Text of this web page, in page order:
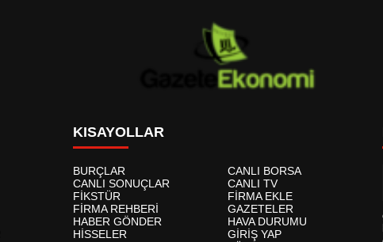
KISAYOLLAR
BURÇLAR
CANLI BORSA
CANLI SONUÇLAR
CANLI TV
FİKSTÜR
FİRMA EKLE
FİRMA REHBERİ
GAZETELER
HABER GÖNDER
HAVA DURUMU
HİSSELER
GİRİŞ YAP